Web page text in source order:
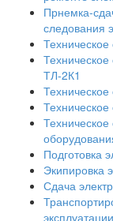
Прнемка-
следования
Техническое
ТЛ-2К1
Подготовка
Экипировка
Сдача
эксплуатации